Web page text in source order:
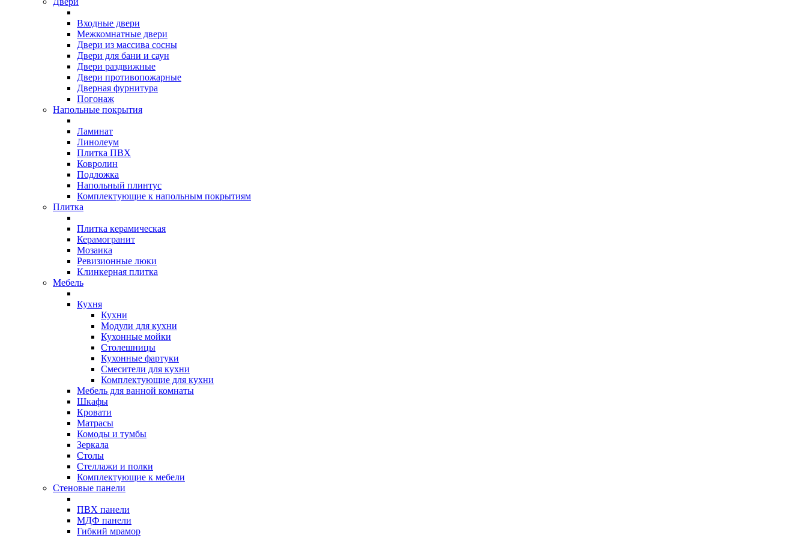
Входные двери
Межкомнатные двери
Двери из массива сосны
Двери для бани и саун
Двери раздвижные
Двери противопожарные
Дверная фурнитура
Погонаж
Напольные покрытия
Ламинат
Линолеум
Плитка ПВХ
Ковролин
Подложка
Напольный плинтус
Комплектующие к напольным покрытиям
Плитка
Плитка керамическая
Керамогранит
Мозаика
Ревизионные люки
Клинкерная плитка
Мебель
Кухня
Кухни
Модули для кухни
Кухонные мойки
Столешницы
Кухонные фартуки
Смесители для кухни
Комплектующие для кухни
Мебель для ванной комнаты
Шкафы
Кровати
Матрасы
Комоды и тумбы
Зеркала
Столы
Стеллажи и полки
Комплектующие к мебели
Стеновые панели
ПВХ панели
МДФ панели
Гибкий мрамор